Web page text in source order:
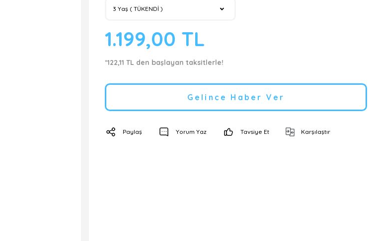
1.199,00 TL
*122,11 TL den başlayan taksitlerle!
Gelince Haber Ver
Paylaş Yorum Yaz Tavsiye Et Karşılaştır